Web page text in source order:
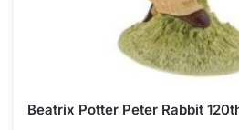
Beatrix Potter Peter Rabbit